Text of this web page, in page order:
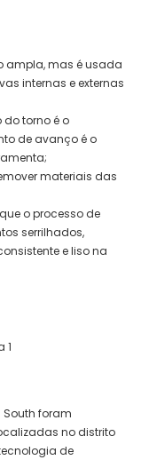
ampla, mas é usada
internas e externas
torno é o
de avanço é o
materiais das
o processo de
serrilhados,
e liso na
foram
no distrito
de